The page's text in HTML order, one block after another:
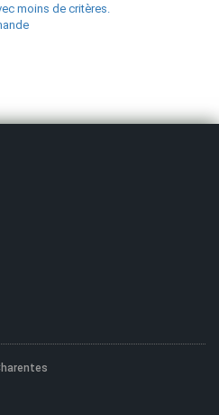
moins de critères.